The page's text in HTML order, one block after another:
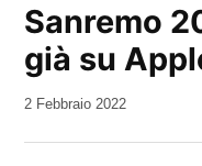
Sanremo
già su
da
2 Febbraio 2022